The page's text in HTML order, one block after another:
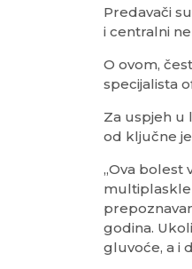
Predavači
i centralni
O ovom,
specijalista
Za uspjeh u
od ključne
„Ova bolest
godina.
gluvoće, a i